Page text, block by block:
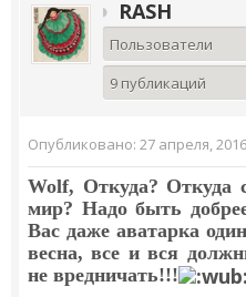
RASH
Пользователи
9 публикаций
Опубликовано: 27 апреля, 2016
Wolf, Откуда? Откуда
мир? Надо быть
Вас даже аватарка
весна, все и вся
не вредничать!!!